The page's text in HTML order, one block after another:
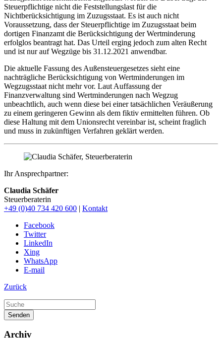
Steuerpflichtige nicht die Feststellungslast für die
Nichtberücksichtigung im Zuzugsstaat. Es ist auch nicht
Voraussetzung, dass der Steuerpflichtige im Zuzugsstaat beim
dortigen Finanzamt die Berücksichtigung der Wertminderung
erfolglos beantragt hat. Das Urteil erging jedoch zum alten Recht
und ist nur auf Wegzüge bis 31.12.2021 anwendbar.
Die aktuelle Fassung des Außensteuergesetzes sieht eine
nachträgliche Berücksichtigung von Wertminderungen im
Wegzugsstaat nicht mehr vor. Laut Auffassung der
Finanzverwaltung sind Wertminderungen nach Wegzug
unbeachtlich, auch wenn diese bei einer tatsächlichen Veräußerung
zu einem geringeren Gewinn als dem fiktiv ermittelten führen. Ob
diese Haltung mit dem Unionsrecht vereinbar ist, scheint fraglich
und muss in zukünftigen Verfahren geklärt werden.
Ihr Ansprechpartner:
Claudia Schäfer
Steuerberaterin
+49 (0)40 734 420 600 | Kontakt
Facebook
Twitter
LinkedIn
Xing
WhatsApp
E-mail
Zurück
Senden
Archiv